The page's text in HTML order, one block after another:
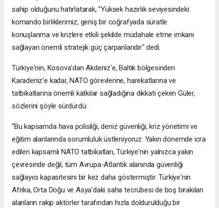
sahip olduğunu hatırlatarak, "Yüksek hazırlık seviyesindeki
komando birliklerimiz, geniş bir coğrafyada süratle
konuşlanma ve krizlere etkili şekilde müdahale etme imkanı
sağlayan önemli stratejik güç çarpanlarıdır." dedi.
Türkiye'nin, Kosova'dan Akdeniz'e, Baltık bölgesinden
Karadeniz'e kadar, NATO görevlerine, harekatlarına ve
tatbikatlarına önemli katkılar sağladığına dikkati çeken Güler,
sözlerini şöyle sürdürdü:
“Bu kapsamda hava polisliği, deniz güvenliği, kriz yönetimi ve
eğitim alanlarında sorumluluk üstleniyoruz. Yakın dönemde icra
edilen kapsamlı NATO tatbikatları, Türkiye'nin yalnızca yakın
çevresinde değil, tüm Avrupa-Atlantik alanında güvenliği
sağlayıcı kapasitesini bir kez daha göstermiştir. Türkiye'nin
Afrika, Orta Doğu ve Asya'daki saha tecrübesi de boş bırakılan
alanların rakip aktörler tarafından hızla doldurulduğu bir